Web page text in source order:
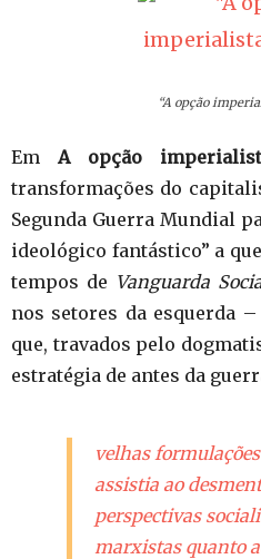
“A opção
EmA opção
transformações do
Segunda Guerra Mundial
ideológico fantástico” a
tempos de Vanguarda
nos setores da esquerda
que, travados pelo
estratégia de antes da
velhas
assistia ao
perspectivas
marxistas quanto